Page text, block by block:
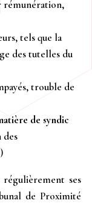
rémunération,
tels que la
des tutelles du
trouble de
de syndic
des
ses
de Proximité